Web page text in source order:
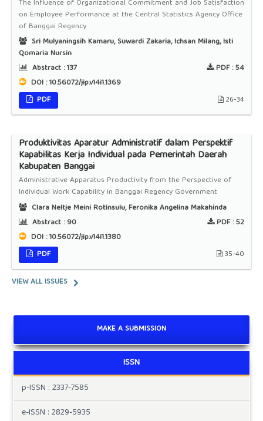
The Influence of Organizational Commitment and Job Satisfaction
on Employee Performance at the Central Statistics Agency Office
of Banggai Regency
Sri Mulyaningsih Kamaru, Suwardi Zakaria, Ichsan Milang, Isti
Qomaria Nursin
Abstract :137 PDF :54
DOI : 10.56072/jip.v14i1.1369
PDF
26-34
Produktivitas Aparatur Administratif dalam Perspektif
Kapabilitas Kerja Individual pada Pemerintah Daerah
Kabupaten Banggai
Administrative Apparatus Productivity from the Perspective of
Individual Work Capability in Banggai Regency Government
Clara Neltje Meini Rotinsulu, Feronika Angelina Makahinda
Abstract :90 PDF :52
DOI : 10.56072/jip.v14i1.1380
PDF
35-40
VIEW ALL ISSUES
MAKE A SUBMISSION
ISSN
p-ISSN : 2337-7585
e-ISSN : 2829-5935